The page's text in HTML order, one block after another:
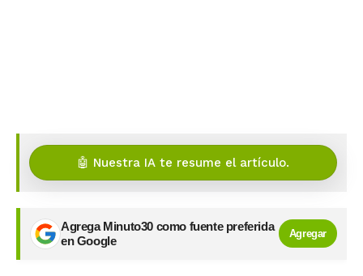
🤖 Nuestra IA te resume el artículo.
Agrega Minuto30 como fuente preferida
en Google
Agregar